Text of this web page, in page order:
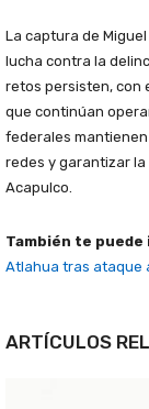
La captura de Miguel
lucha contra la
retos persisten, con
que continúan
federales
redes y garantizar
Acapulco.
También te
Atlahua tras ataque
ARTÍCULOS